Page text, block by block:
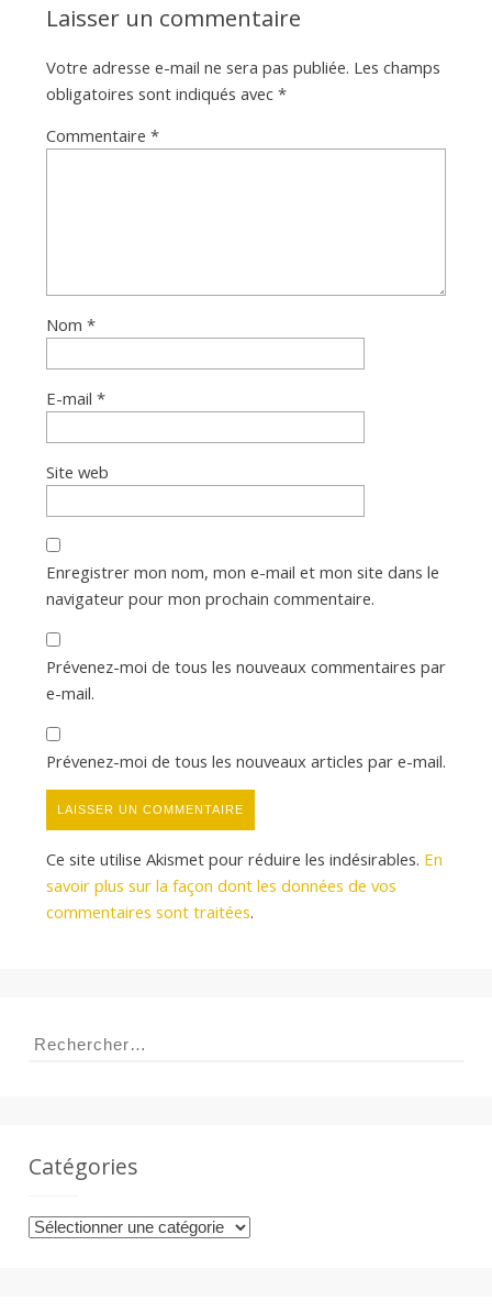
Laisser un commentaire
Votre adresse e-mail ne sera pas publiée. Les champs
obligatoires sont indiqués avec *
Commentaire *
Nom *
E-mail *
Site web
Enregistrer mon nom, mon e-mail et mon site dans le
navigateur pour mon prochain commentaire.
Prévenez-moi de tous les nouveaux commentaires par
e-mail.
Prévenez-moi de tous les nouveaux articles par e-mail.
Ce site utilise Akismet pour réduire les indésirables. En
savoir plus sur la façon dont les données de vos
commentaires sont traitées.
Rechercher :
Catégories
Catégories